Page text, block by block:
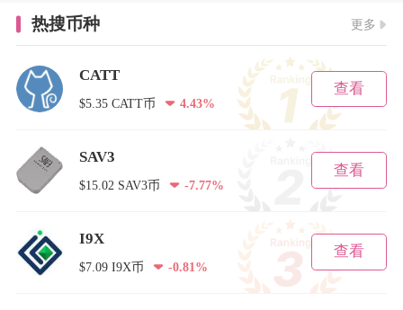
热搜币种 更多
CATT
$5.35 CATT币 4.43%
查看
SAV3
$15.02 SAV3币 -7.77%
查看
I9X
$7.09 I9X币 -0.81%
查看